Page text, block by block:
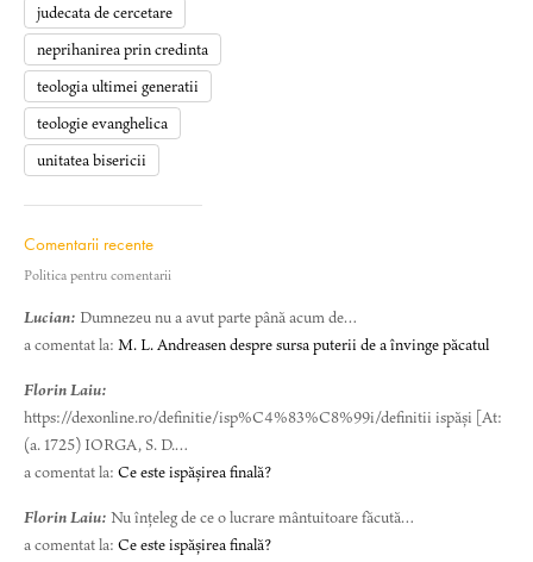
judecata de cercetare
neprihanirea prin credinta
teologia ultimei generatii
teologie evanghelica
unitatea bisericii
Comentarii recente
Politica pentru comentarii
Lucian: Dumnezeu nu a avut parte până acum de…
a comentat la: M. L. Andreasen despre sursa puterii de a învinge păcatul
Florin Laiu:
https://dexonline.ro/definitie/isp%C4%83%C8%99i/definitii ispăși [At:
(a. 1725) IORGA, S. D.…
a comentat la: Ce este ispășirea finală?
Florin Laiu: Nu înțeleg de ce o lucrare mântuitoare făcută…
a comentat la: Ce este ispășirea finală?